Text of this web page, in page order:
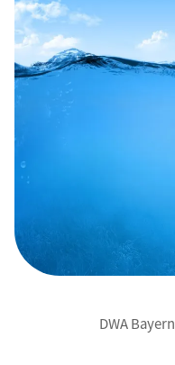
DWA Bayern